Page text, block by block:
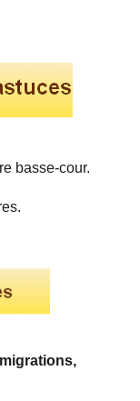
basse-cour.